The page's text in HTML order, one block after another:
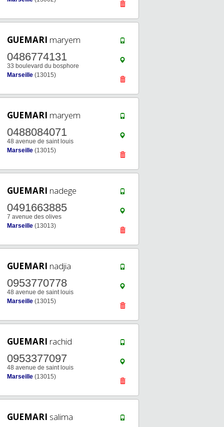
GUEMARI maryem
0486774131
33 boulevard du bosphore
Marseille (13015)
GUEMARI maryem
0488084071
48 avenue de saint louis
Marseille (13015)
GUEMARI nadege
0491663885
7 avenue des olives
Marseille (13013)
GUEMARI nadjia
0953770778
48 avenue de saint louis
Marseille (13015)
GUEMARI rachid
0953377097
48 avenue de saint louis
Marseille (13015)
GUEMARI salima